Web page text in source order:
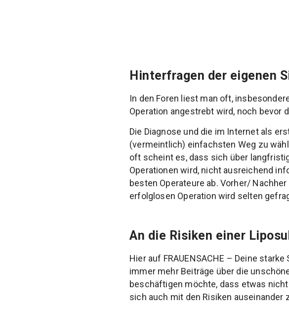
Hinterfragen der eigenen
In den Foren liest man oft,
Operation angestrebt wird, noch
Die Diagnose und die im Internet als
(vermeintlich) einfachsten Weg zu
oft scheint es, dass sich über
Operationen wird, nicht ausreichend
besten Operateure ab. Vorher/
erfolglosen Operation wird selten
An die Risiken einer
Hier auf FRAUENSACHE – Deine
immer mehr Beiträge über die
beschäftigen möchte, dass etwas
sich auch mit den Risiken auseinander